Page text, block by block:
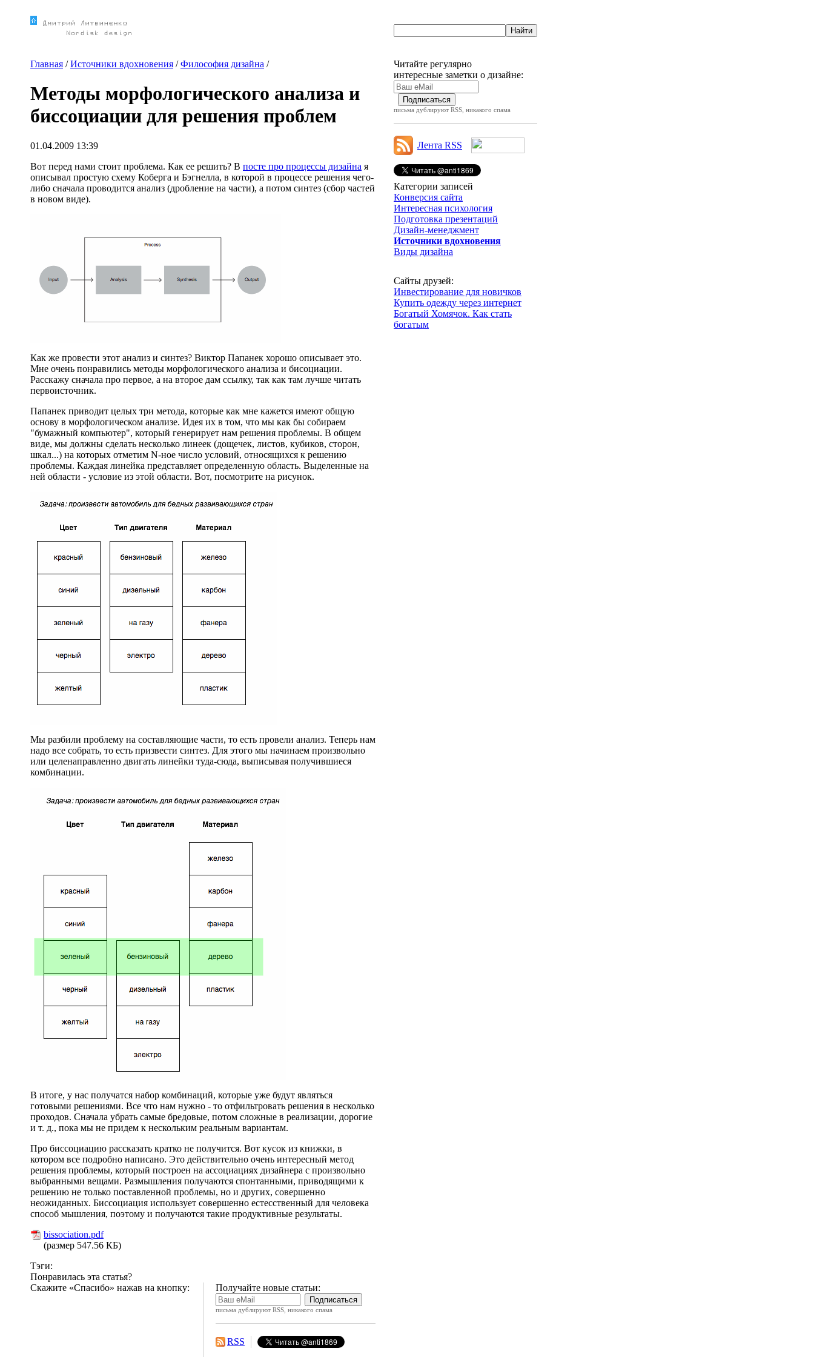
Главная /Источники вдохновения /Философия дизайна /
Методы морфологического анализа и
биссоциации для решения проблем
01.04.2009 13:39
Вот перед нами стоит проблема. Как ее решить? В посте про процессы дизайна я
описывал простую схему Коберга и Бэгнелла, в которой в процессе решения чего-
либо сначала проводится анализ (дробление на части), а потом синтез (сбор частей
в новом виде).
Как же провести этот анализ и синтез? Виктор Папанек хорошо описывает это.
Мне очень понравились методы морфологического анализа и бисоциации.
Расскажу сначала про первое, а на второе дам ссылку, так как там лучше читать
первоисточник.
Папанек приводит целых три метода, которые как мне кажется имеют общую
основу в морфологическом анализе. Идея их в том, что мы как бы собираем
"бумажный компьютер", который генерирует нам решения проблемы. В общем
виде, мы должны сделать несколько линеек (дощечек, листов, кубиков, сторон,
шкал...) на которых отметим N-ное число условий, относящихся к решению
проблемы. Каждая линейка представляет определенную область. Выделенные на
ней области - условие из этой области. Вот, посмотрите на рисунок.
Мы разбили проблему на составляющие части, то есть провели анализ. Теперь нам
надо все собрать, то есть призвести синтез. Для этого мы начинаем произвольно
или целенаправленно двигать линейки туда-сюда, выписывая получившиеся
комбинации.
В итоге, у нас получатся набор комбинаций, которые уже будут являться
готовыми решениями. Все что нам нужно - то отфильтровать решения в несколько
проходов. Сначала убрать самые бредовые, потом сложные в реализации, дорогие
и т. д., пока мы не придем к нескольким реальным вариантам.
Про биссоциацию рассказать кратко не получится. Вот кусок из книжки, в
котором все подробно написано. Это действительно очень интересный метод
решения проблемы, который построен на ассоциациях дизайнера с произвольно
выбранными вещами. Размышления получаются спонтанными, приводящими к
решению не только поставленной проблемы, но и других, совершенно
неожиданных. Биссоциация использует совершенно естесственный для человека
способ мышления, поэтому и получаются такие продуктивные результаты.
bissociation.pdf
(размер 547.56 КБ)
Тэги:
Понравилась эта статья?
Скажите «Спасибо» нажав на кнопку:
Получайте новые статьи:
письма дублируют RSS, никакого спама
RSS
Читайте регулярно
интересные заметки о дизайне:
письма дублируют RSS, никакого спама
Лента RSS
Категории записей
Конверсия сайта
Интересная психология
Подготовка презентаций
Дизайн-менеджмент
Источники вдохновения
Виды дизайна
Сайты друзей:
Инвестирование для новичков
Купить одежду через интернет
Богатый Хомячок. Как стать
богатым